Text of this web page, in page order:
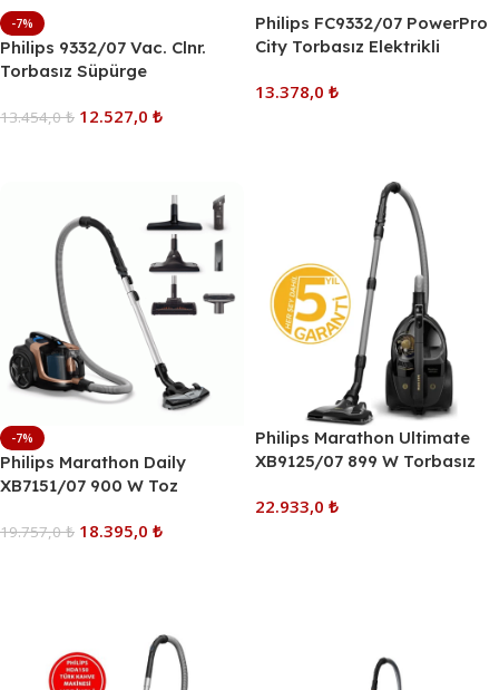
-7%
Philips 9332/07 Vac. Clnr.
Torbasız Süpürge
13.454,0₺ 12.527,0 ₺
Philips FC9332/07 PowerPro
City Torbasız Elektrikli
Teknolojisi, TriActive Başlık
13.378,0 ₺
-7%
Philips Marathon Daily
XB7151/07 900 W Toz
19.757,0₺ 18.395,0 ₺
Philips Marathon Ultimate
XB9125/07 899 W Torbasız
Elektrikli Süpürge
22.933,0 ₺